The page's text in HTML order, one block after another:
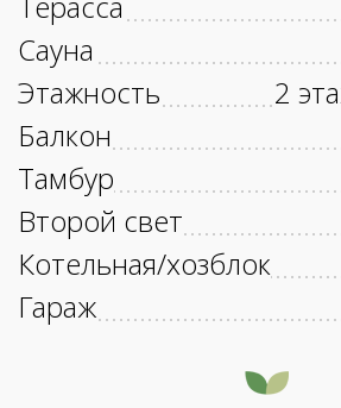
Сауна
Этажность
2
Балкон
Тамбур
Второй свет
Котельная/хозблок
Гараж